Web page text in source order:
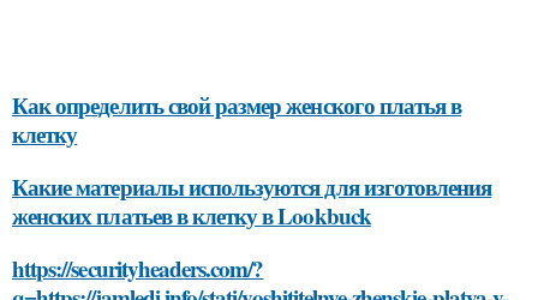
Как определить свой размер женского платья в
клетку
Какие материалы используются для изготовления
женских платьев в клетку в Lookbuck
https://securityheaders.com/?